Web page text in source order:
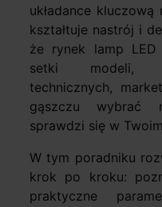
układance
kształtuje nastrój i
że rynek lamp LED
setki modeli,
technicznych,
gąszczu wybrać
sprawdzi się w
W tym poradniku
krok po kroku:
praktyczne